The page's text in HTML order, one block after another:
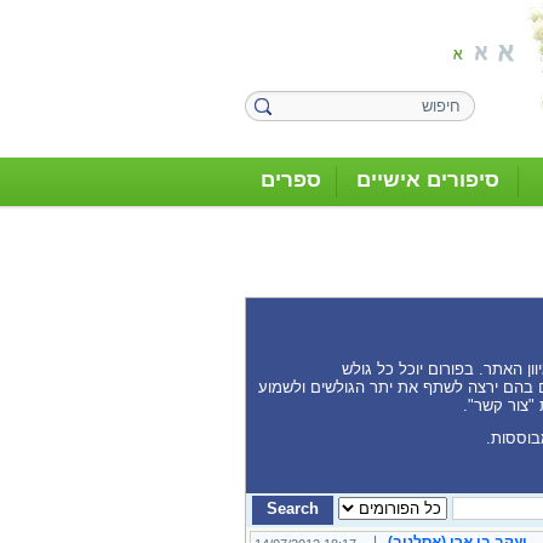
סיפורים אישיים ספרים
האתר. בפורום יוכל כל גולש
בהם ירצה לשתף את יתר הגולשים ולשמוע
"צור קשר".